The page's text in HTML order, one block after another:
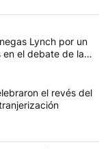
en los
impugnó a
Lynch por un
el debate de la
Moreau y
el revés del